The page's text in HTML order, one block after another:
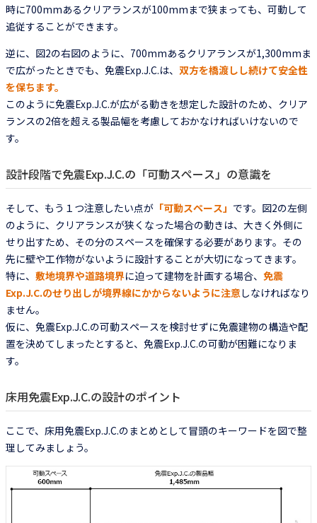
時に700mmあるクリアランスが100mmまで狭まっても、可動して
追従することができます。
逆に、図2の右図のように、700mmあるクリアランスが1,300mmま
で広がったときでも、免震Exp.J.C.は、 双方を橋渡しし続けて安全性
を保ちます。
このように免震Exp.J.C.が広がる動きを想定した設計のため、クリア
ランスの2倍を超える製品幅を考慮しておかなければいけないので
す。
設計段階で免震Exp.J.C.の「可動スペース」の意識を
そして、もう１つ注意したい点が 「可動スペース」 です。図2の左側
のように、クリアランスが狭くなった場合の動きは、大きく外側に
せり出すため、その分のスペースを確保する必要があります。その
先に壁や工作物がないように設計することが大切になってきます。
特に、 敷地境界や道路境界に迫って建物を計画する場合、 免震
Exp.J.C.のせり出しが境界線にかからないように注意 しなければなり
ません。
仮に、免震Exp.J.C.の可動スペースを検討せずに免震建物の構造や配
置を決めてしまったとすると、免震Exp.J.C.の可動が困難になりま
す。
床用免震Exp.J.C.の設計のポイント
ここで、床用免震Exp.J.C.のまとめとして冒頭のキーワードを図で整
理してみましょう。